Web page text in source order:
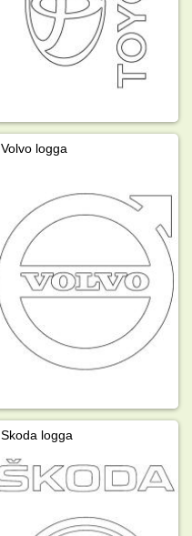
Volvo logga
Skoda logga